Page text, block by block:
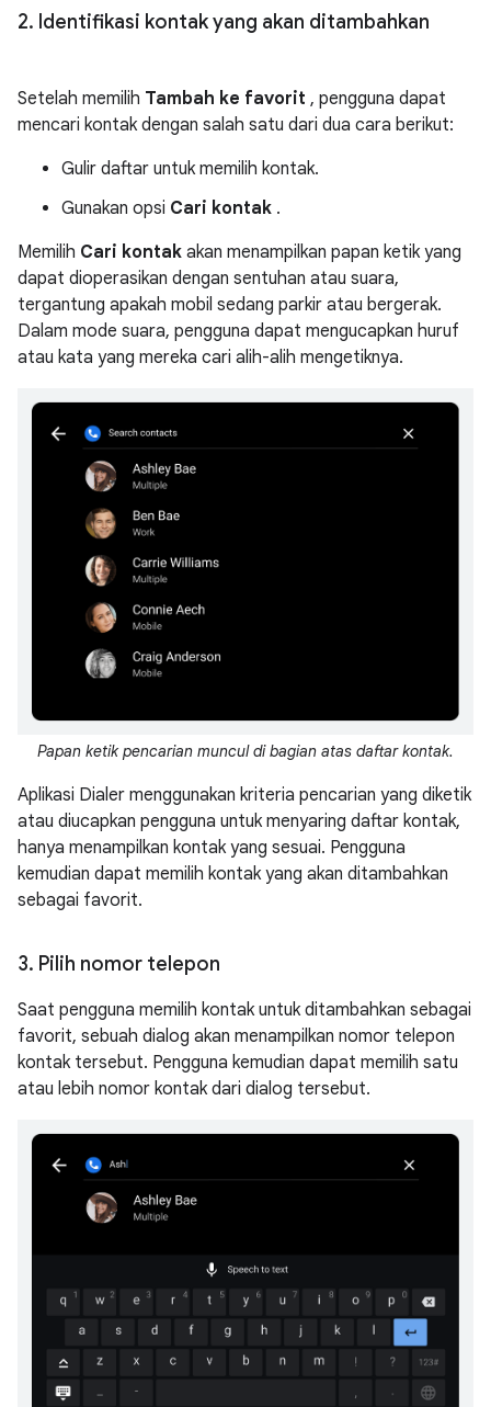
2. Identifikasi kontak yang akan ditambahkan
Setelah memilih Tambah ke favorit , pengguna dapat
mencari kontak dengan salah satu dari dua cara berikut:
Gulir daftar untuk memilih kontak.
Gunakan opsi Cari kontak .
Memilih Cari kontak akan menampilkan papan ketik yang
dapat dioperasikan dengan sentuhan atau suara,
tergantung apakah mobil sedang parkir atau bergerak.
Dalam mode suara, pengguna dapat mengucapkan huruf
atau kata yang mereka cari alih-alih mengetiknya.
Papan ketik pencarian muncul di bagian atas daftar kontak.
Aplikasi Dialer menggunakan kriteria pencarian yang diketik
atau diucapkan pengguna untuk menyaring daftar kontak,
hanya menampilkan kontak yang sesuai. Pengguna
kemudian dapat memilih kontak yang akan ditambahkan
sebagai favorit.
3. Pilih nomor telepon
Saat pengguna memilih kontak untuk ditambahkan sebagai
favorit, sebuah dialog akan menampilkan nomor telepon
kontak tersebut. Pengguna kemudian dapat memilih satu
atau lebih nomor kontak dari dialog tersebut.